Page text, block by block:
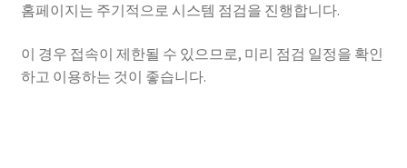
홈페이지는 주기적으로 시스템 점검을 진행합니다.
이 경우 접속이 제한될 수 있으므로, 미리 점검 일정을 확인
하고 이용하는 것이 좋습니다.